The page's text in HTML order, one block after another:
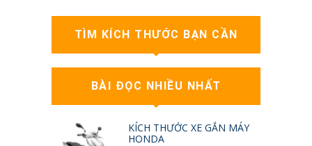
TÌM KÍCH THƯỚC BẠN CẦN
BÀI ĐỌC NHIỀU NHẤT
KÍCH THƯỚC XE GẮN MÁY
HONDA